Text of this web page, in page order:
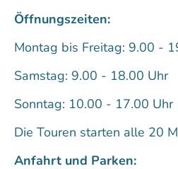
Öffnungszeiten:
Montag bis Freitag: 9.00 -
Samstag: 9.00 - 18.00 Uhr
Sonntag: 10.00 - 17.00 Uhr
Die Touren starten alle 20
Anfahrt und Parken: